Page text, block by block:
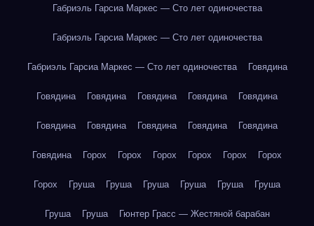
Габриэль Гарсиа Маркес — Сто лет одиночества
Габриэль Гарсиа Маркес — Сто лет одиночества
Габриэль Гарсиа Маркес — Сто лет одиночества Говядина
Говядина Говядина Говядина Говядина Говядина
Говядина Говядина Говядина Говядина Говядина
Говядина Горох Горох Горох Горох Горох Горох
Горох Груша Груша Груша Груша Груша Груша
Груша Груша Гюнтер Грасс — Жестяной барабан